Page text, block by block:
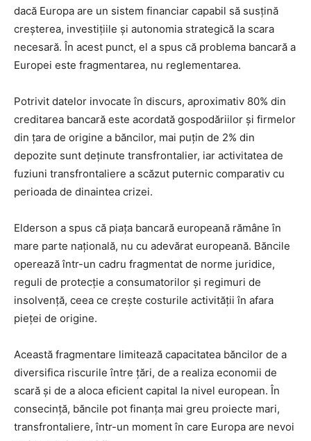
dacă Europa are un sistem financiar capabil să susțină
creșterea, investițiile și autonomia strategică la scara
necesară. În acest punct, el a spus că problema bancară a
Europei este fragmentarea, nu reglementarea.
Potrivit datelor invocate în discurs, aproximativ 80% din
creditarea bancară este acordată gospodăriilor și firmelor
din țara de origine a băncilor, mai puțin de 2% din
depozite sunt deținute transfrontalier, iar activitatea de
fuziuni transfrontaliere a scăzut puternic comparativ cu
perioada de dinaintea crizei.
Elderson a spus că piața bancară europeană rămâne în
mare parte națională, nu cu adevărat europeană. Băncile
operează într-un cadru fragmentat de norme juridice,
reguli de protecție a consumatorilor și regimuri de
insolvență, ceea ce crește costurile activității în afara
pieței de origine.
Această fragmentare limitează capacitatea băncilor de a
diversifica riscurile între țări, de a realiza economii de
scară și de a aloca eficient capital la nivel european. În
consecință, băncile pot finanța mai greu proiecte mari,
transfrontaliere, într-un moment în care Europa are nevoi